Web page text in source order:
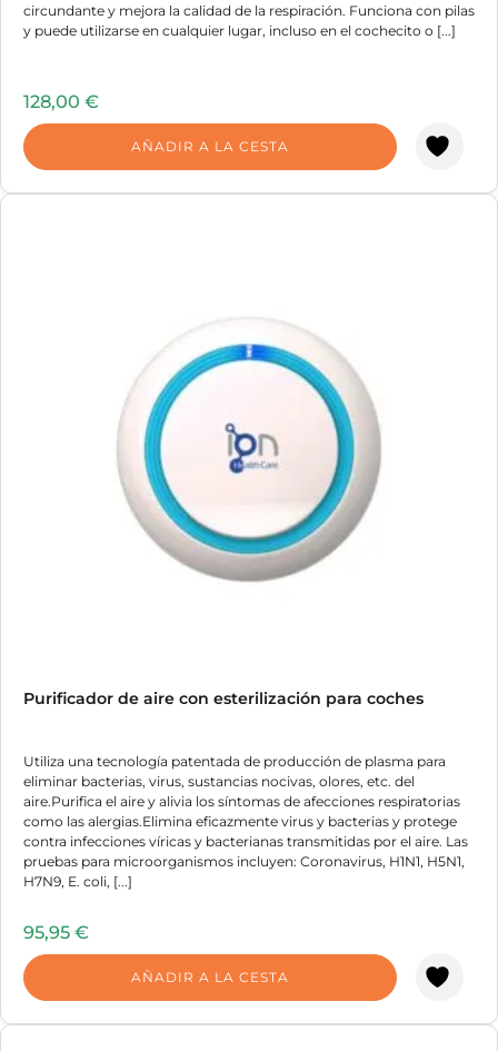
circundante y mejora la calidad de la respiración. Funciona con pilas
y puede utilizarse en cualquier lugar, incluso en el cochecito o [...]
128,00 €
AÑADIR A LA CESTA
Purificador de aire con esterilización para coches
Utiliza una tecnología patentada de producción de plasma para
eliminar bacterias, virus, sustancias nocivas, olores, etc. del
aire.Purifica el aire y alivia los síntomas de afecciones respiratorias
como las alergias.Elimina eficazmente virus y bacterias y protege
contra infecciones víricas y bacterianas transmitidas por el aire. Las
pruebas para microorganismos incluyen: Coronavirus, H1N1, H5N1,
H7N9, E. coli, [...]
95,95 €
AÑADIR A LA CESTA